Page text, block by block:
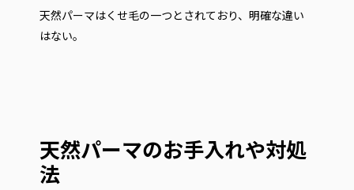
天然パーマはくせ毛の一つとされており、明確な違い
はない。
天然パーマのお手入れや対処
法